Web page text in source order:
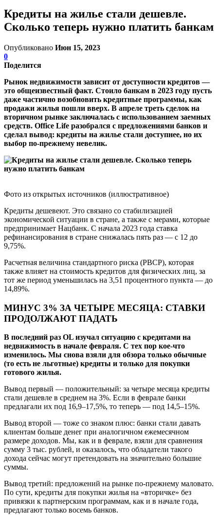
Кредиты на жилье стали дешевле.
Сколько теперь нужно платить банкам
Опубликовано Июн 15, 2023
0
Поделится
Рынок недвижимости зависит от доступности кредитов —
это общеизвестный факт. Стоило банкам в 2023 году пусть
даже частично возобновить кредитные программы, как
продажи жилья пошли вверх. В апреле треть сделок на
вторичном рынке заключалась с использованием заемных
средств. Office Life разобрался с предложениями банков и
сделал вывод: кредиты на жилье стали доступнее, но их
выбор по-прежнему невелик.
Фото из открытых источников (иллюстративное)
Кредиты дешевеют. Это связано со стабилизацией
экономической ситуации в стране, а также с мерами, которые
предпринимает Нацбанк. С начала 2023 года ставка
рефинансирования в стране снижалась пять раз — с 12 до
9,75%.
Расчетная величина стандартного риска (РВСР), которая
также влияет на стоимость кредитов для физических лиц, за
тот же период уменьшилась на 3,51 процентного пункта — до
14,89%.
МИНУС 3% ЗА ЧЕТЫРЕ МЕСЯЦА: СТАВКИ
ПРОДОЛЖАЮТ ПАДАТЬ
В последний раз OL изучал ситуацию с кредитами на
недвижимость в начале февраля. С тех пор кое-что
изменилось. Мы снова взяли для обзора только обычные
(то есть не льготные) кредиты и только для покупки
готового жилья.
Вывод первый — положительный: за четыре месяца кредиты
стали дешевле в среднем на 3%. Если в феврале банки
предлагали их под 16,9–17,5%, то теперь — под 14,5–15%.
Вывод второй — тоже со знаком плюс: банки стали давать
клиентам больше денег при аналогичном ежемесячном
размере доходов. Мы, как и в феврале, взяли для сравнения
сумму 3 тыс. рублей, и оказалось, что обладатели такого
дохода сейчас могут претендовать на значительно большие
суммы.
Вывод третий: предложений на рынке по-прежнему маловато.
По сути, кредиты для покупки жилья на «вторичке» без
привязки к партнерским программам, как и в начале года,
предлагают только восемь банков.